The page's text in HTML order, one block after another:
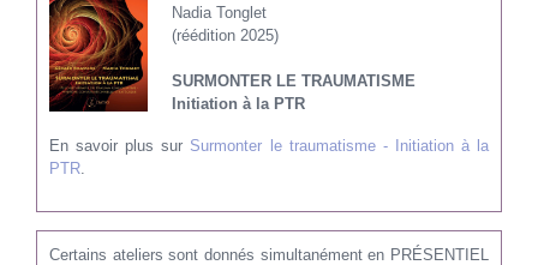
Nadia Tonglet
(réédition 2025)
SURMONTER LE TRAUMATISME
Initiation à la PTR
En savoir plus sur Surmonter le traumatisme - Initiation à la
PTR
Certains ateliers sont donnés simultanément en PRÉSENTIEL